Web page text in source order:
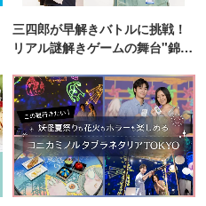
三四郎が早解きバトルに挑戦！
リアル謎解きゲームの舞台"錦糸